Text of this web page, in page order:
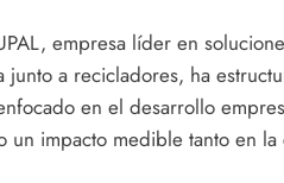
empresa líder en
junto a recicladores, ha
en el desarrollo
un impacto medible tanto en